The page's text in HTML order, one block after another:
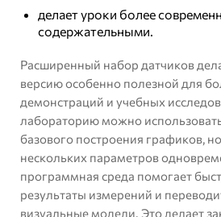
делает уроки более
содержательными.
Расширенный набор датчиков
версию особенно полезной для
демонстраций и учебных
лабораторию можно
базового построения графиков,
нескольких параметров
программная среда помогает
результаты измерений и
визуальные модели. Это делает